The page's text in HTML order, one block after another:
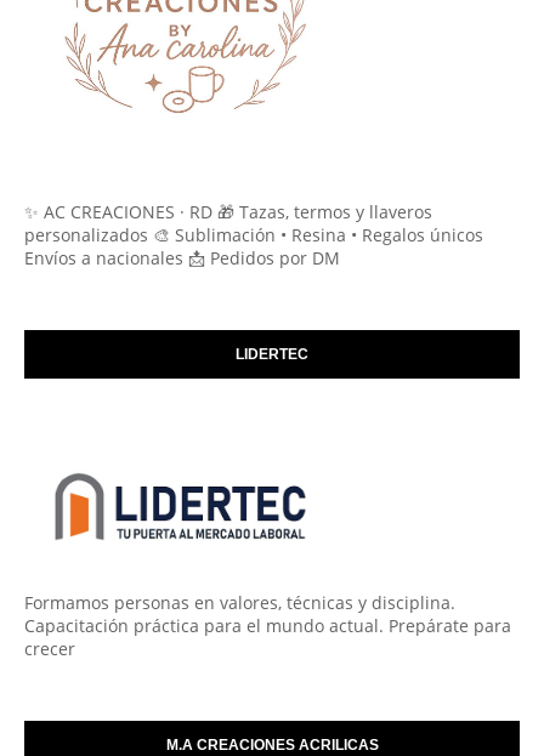
✨ AC CREACIONES · RD 🎁 Tazas, termos y llaveros
personalizados 🎨 Sublimación • Resina • Regalos únicos
Envíos a nacionales 📩 Pedidos por DM
LIDERTEC
Formamos personas en valores, técnicas y disciplina.
Capacitación práctica para el mundo actual. Prepárate para
crecer
M.A CREACIONES ACRILICAS